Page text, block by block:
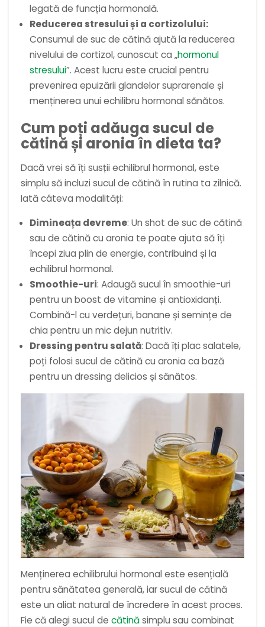
legată de funcția hormonală.
Reducerea stresului și a cortizolului:
Consumul de suc de cătină ajută la reducerea
nivelului de cortizol, cunoscut ca „hormonul
stresului”. Acest lucru este crucial pentru
prevenirea epuizării glandelor suprarenale și
menținerea unui echilibru hormonal sănătos.
Cum poți adăuga sucul de
cătină și aronia în dieta ta?
Dacă vrei să îți susții echilibrul hormonal, este
simplu să incluzi sucul de cătină în rutina ta zilnică.
Iată câteva modalități:
Dimineața devreme: Un shot de suc de cătină
sau de cătină cu aronia te poate ajuta să îți
începi ziua plin de energie, contribuind și la
echilibrul hormonal.
Smoothie-uri: Adaugă sucul în smoothie-uri
pentru un boost de vitamine și antioxidanți.
Combină-l cu verdețuri, banane și semințe de
chia pentru un mic dejun nutritiv.
Dressing pentru salată: Dacă îți plac salatele,
poți folosi sucul de cătină cu aronia ca bază
pentru un dressing delicios și sănătos.
Menținerea echilibrului hormonal este esențială
pentru sănătatea generală, iar sucul de cătină
este un aliat natural de încredere în acest proces.
Fie că alegi sucul de cătinăsimplu sau combinat